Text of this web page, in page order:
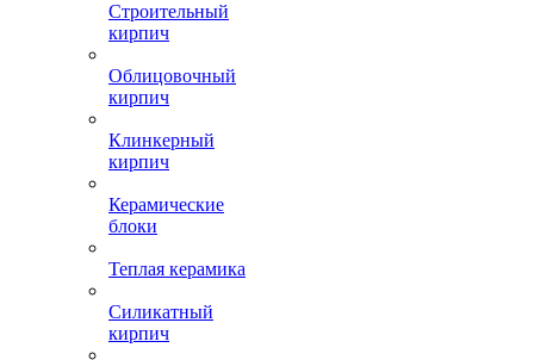
Строительный
кирпич
Облицовочный
кирпич
Клинкерный
кирпич
Керамические
блоки
Теплая керамика
Силикатный
кирпич